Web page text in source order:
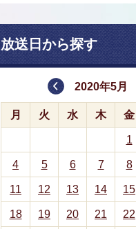
放送日から探す
2020年5月
月 火 水 木 金
1
4 5 6 7 8
11 12 13 14 15
18 19 20 21 22